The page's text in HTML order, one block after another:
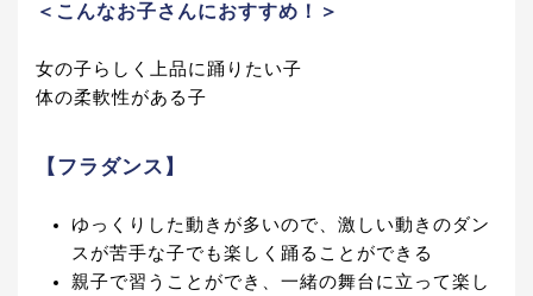
＜こんなお子さんにおすすめ！＞
女の子らしく上品に踊りたい子
体の柔軟性がある子
【フラダンス】
ゆっくりした動きが多いので、激しい動きのダン
スが苦手な子でも楽しく踊ることができる
親子で習うことができ、一緒の舞台に立って楽し